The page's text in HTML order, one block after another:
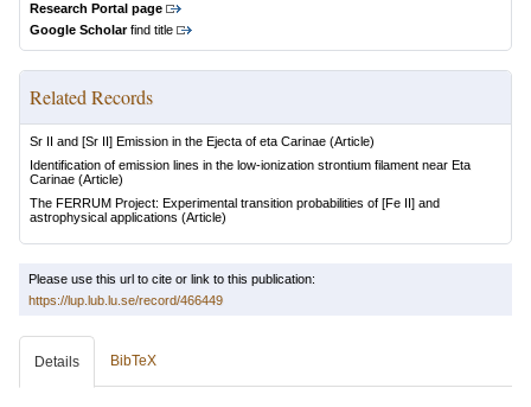
Research Portal page
Google Scholarfind title
Related Records
Sr II and [Sr II] Emission in the Ejecta of eta Carinae (Article)
Identification of emission lines in the low-ionization strontium filament near Eta
Carinae (Article)
The FERRUM Project: Experimental transition probabilities of [Fe II] and
astrophysical applications (Article)
Please use this url to cite or link to this publication:
https://lup.lub.lu.se/record/466449
Details BibTeX